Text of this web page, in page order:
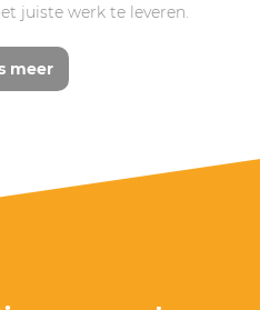
juiste werk te leveren.
meer